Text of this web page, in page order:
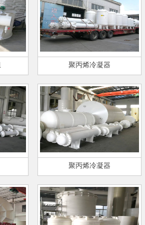
聚丙烯冷凝器
聚丙烯冷凝器